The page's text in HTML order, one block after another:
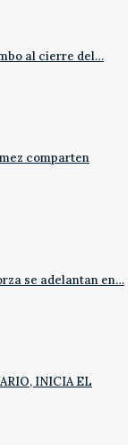
al cierre del…
comparten
se adelantan en…
INICIA EL